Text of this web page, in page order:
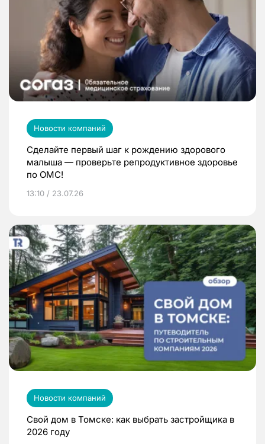
Новости компаний
Сделайте первый шаг к рождению здорового
малыша — проверьте репродуктивное здоровье
по ОМС!
13:10 / 23.07.26
Новости компаний
Свой дом в Томске: как выбрать застройщика в
2026 году